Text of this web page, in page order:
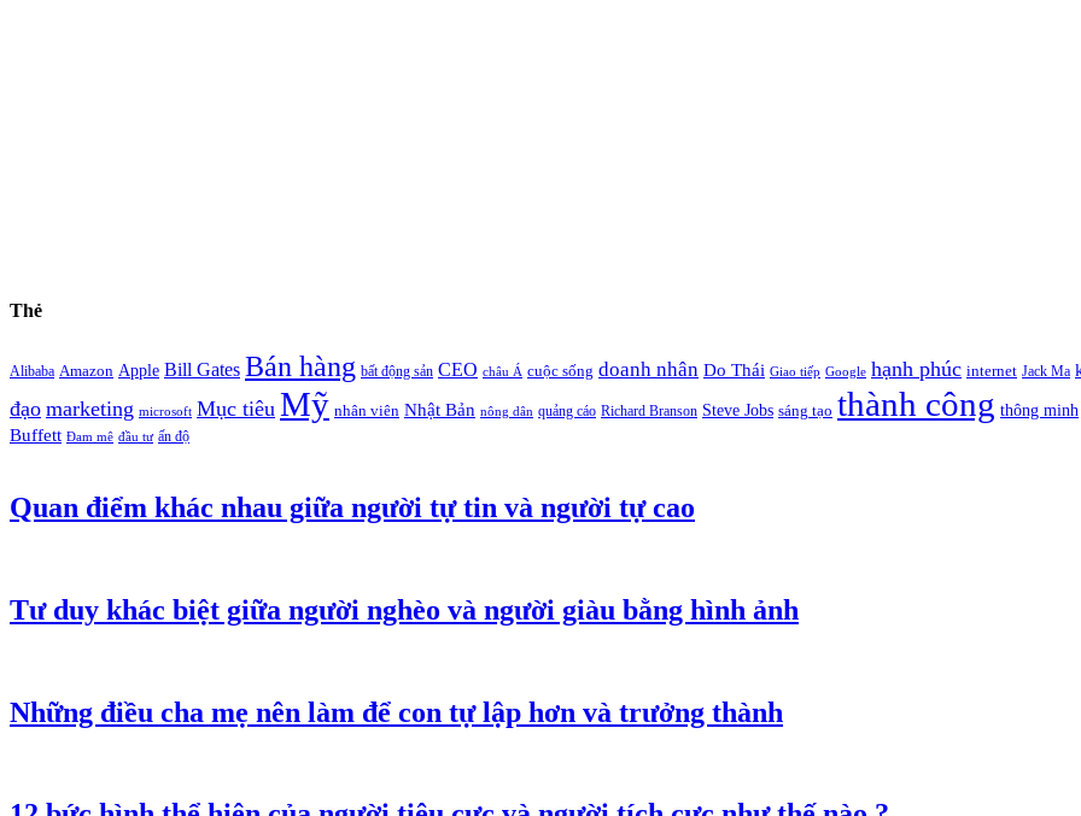
Thẻ
Alibaba Amazon Apple Bill Gates Bán hàng bất động sản CEO châu Á cuộc sống doanh nhân Do Thái Giao tiếp Google hạnh phúc internet Jack Ma
đạo marketing microsoft Mục tiêu Mỹ nhân viên Nhật Bản nông dân quảng cáo Richard Branson Steve Jobs sáng tạo thành công thông minh
Buffett Đam mê đầu tư ấn độ
Quan điểm khác nhau giữa người tự tin và người tự cao
Tư duy khác biệt giữa người nghèo và người giàu bằng hình ảnh
Những điều cha mẹ nên làm để con tự lập hơn và trưởng thành